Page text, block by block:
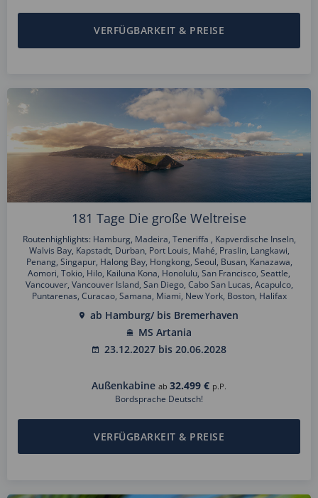
VERFÜGBARKEIT & PREISE
181 Tage Die große Weltreise
Routenhighlights: Hamburg, Madeira, Teneriffa , Kapverdische Inseln,
Walvis Bay, Kapstadt, Durban, Port Louis, Mahé, Praslin, Langkawi,
Penang, Singapur, Halong Bay, Hongkong, Seoul, Busan, Kanazawa,
Aomori, Tokio, Hilo, Kailuna Kona, Honolulu, San Francisco, Seattle,
Vancouver, Vancouver Island, San Diego, Cabo San Lucas, Acapulco,
Puntarenas, Curacao, Samana, Miami, New York, Boston, Halifax
ab Hamburg/ bis Bremerhaven
MS Artania
23.12.2027 bis 20.06.2028
Außenkabine ab32.499 € p.P.
Bordsprache Deutsch!
VERFÜGBARKEIT & PREISE